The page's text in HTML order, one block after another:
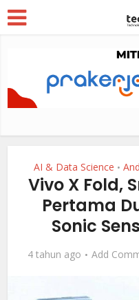
AI & Data Science •
Vivo X Fold,
Pertama
Sonic
4 tahun ago Add